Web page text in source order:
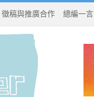
徵稿與推廣合作 總編一言